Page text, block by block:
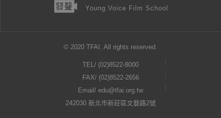
Young Voice Film School
© 2020 TFAI. All rights reserved.
TEL/ (02)8522-8000
FAX/ (02)8522-2656
Email/ edu@tfai.org.tw
242030 新北市新莊區文藝路2號